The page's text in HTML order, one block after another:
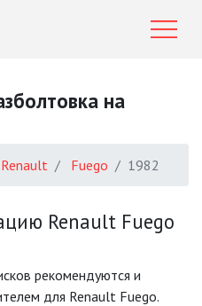
на
Renault Fuego 1982
Renault Fuego
рекомендуются и
для Renault Fuego.